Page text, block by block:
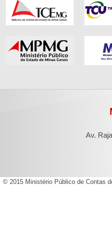
Av.
© 2015 Ministério Público de Contas